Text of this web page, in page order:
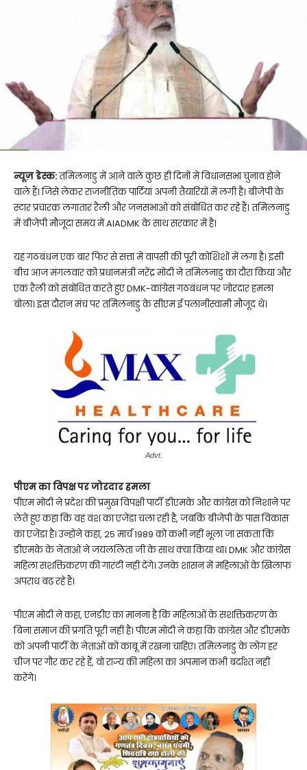
न्यूज़ डेस्क:तमिलनाडु में आने वाले कुछ ही दिनों में विधानसभा चुनाव होने
वाले हैं। जिसे लेकर राजनीतिक पार्टियां अपनी तैयारियों में लगी है। बीजेपी के
स्टार प्रचारक लगातार रैली और जनसभाओं को संबोधित कर रहे हैं। तमिलनाडु
में बीजेपी मौजूदा समय में AIADMK के साथ सरकार में है।
यह गठबंधन एक बार फिर से सत्ता में वापसी की पूरी कोशिशों में लगा है। इसी
बीच आज मंगलवार को प्रधानमंत्री नरेंद्र मोदी ने तमिलनाडु का दौरा किया और
एक रैली को संबोधित करते हुए DMK-कांग्रेस गठबंधन पर जोरदार हमला
बोला। इस दौरान मंच पर तमिलनाडु के सीएम ई पलानीस्वामी मौजूद थे।
Advt.
पीएम का विपक्ष पर जोरदार हमला
पीएम मोदी ने प्रदेश की प्रमुख विपक्षी पार्टी डीएमके और कांग्रेस को निशाने पर
लेते हुए कहा कि वह वंश का एजेंडा चला रही है, जबकि बीजेपी के पास विकास
का एजेंडा है। उन्होंने कहा, 25 मार्च 1989 को कभी नहीं भूला जा सकता कि
डीएमके के नेताओं ने जयललिता जी के साथ क्या किया था। DMK और कांग्रेस
महिला सशक्तिकरण की गारंटी नहीं देंगे। उनके शासन में महिलाओं के खिलाफ
अपराध बढ़ रहे हैं।
पीएम मोदी ने कहा, एनडीए का मानना है कि महिलाओं के सशक्तिकरण के
बिना समाज की प्रगति पूरी नहीं है। पीएम मोदी ने कहा कि कांग्रेस और डीएमके
को अपनी पार्टी के नेताओं को काबू में रखना चाहिए। तमिलनाडु के लोग हर
चीज पर गौर कर रहे हैं, वो राज्य की महिला का अपमान कभी बर्दाश्त नहीं
करेंगे।